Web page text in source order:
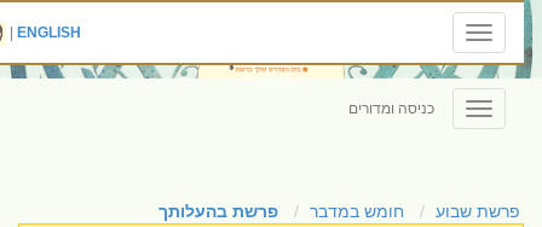
Toggle
navigation
ENGLISH
|
Toggle
navigation
כניסה ומדורים
פרשת שבוע חומש במדבר פרשת בהעלותך